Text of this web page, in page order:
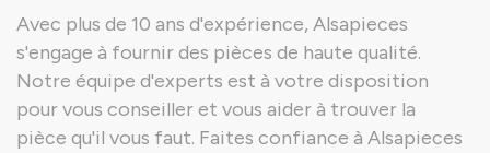
Avec plus de 10 ans d'expérience, Alsapieces
s'engage à fournir des pièces de haute qualité.
Notre équipe d'experts est à votre disposition
pour vous conseiller et vous aider à trouver la
pièce qu'il vous faut. Faites confiance à Alsapieces